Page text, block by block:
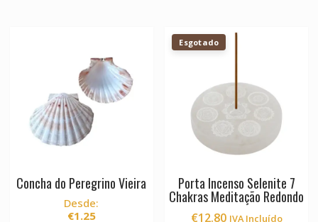
chosen
on
the
product
Concha do Peregrino Vieira
Desde:
€1.25
Esgotado
Porta Incenso Selenite 7
Chakras Meditação Redondo
€12.80 IVA Incluído